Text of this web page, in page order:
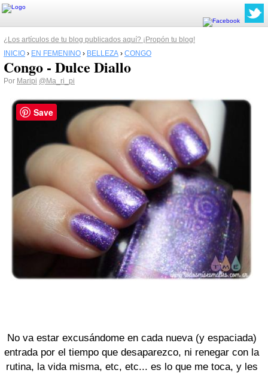
¿Los artículos de tu blog publicados aquí? ¡Propón tu blog!
INICIO › EN FEMENINO › BELLEZA › CONGO
Congo - Dulce Diallo
Por Maripi @Ma_ri_pi
No va estar excusándome en cada nueva (y espaciada)
entrada por el tiempo que desaparezco, ni renegar con la
rutina, la vida misma, etc, etc... es lo que me toca, y les
Save